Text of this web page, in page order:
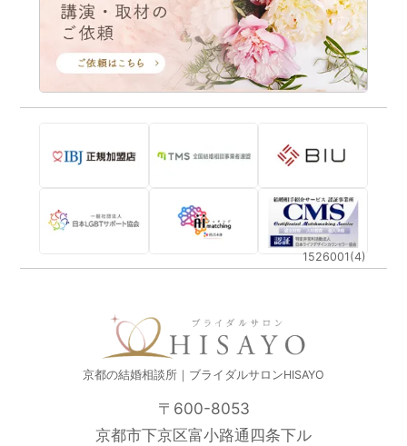
1526001(4)
京都の結婚相談所｜ブライダルサロンHISAYO
〒600-8053
京都市下京区富小路通四条下ル